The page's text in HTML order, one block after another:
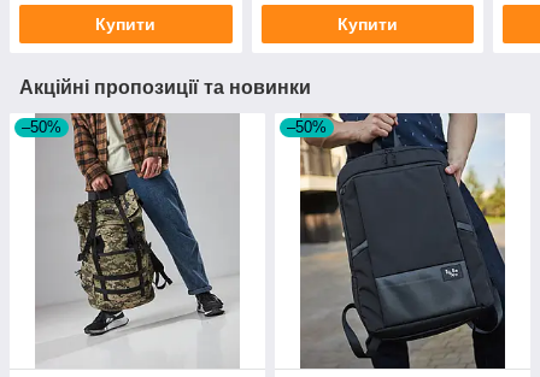
Купити Купити
Акційні пропозиції та новинки
–50% –50%